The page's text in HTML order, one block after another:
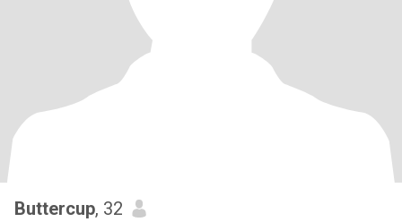
Buttercup, 32